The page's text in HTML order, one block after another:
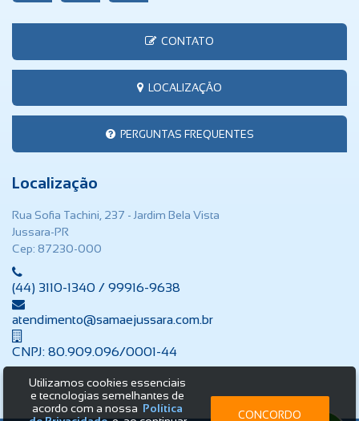
CONTATO
LOCALIZAÇÃO
PERGUNTAS FREQUENTES
Localização
Rua Sofia Tachini, 237 - Jardim Bela Vista
Jussara-PR
Cep: 87230-000
(44) 3110-1340 / 99916-9638
atendimento@samaejussara.com.br
CNPJ: 80.909.096/0001-44
Utilizamos cookies essenciais
e tecnologias semelhantes de
acordo com a nossa Política
CONCORDO